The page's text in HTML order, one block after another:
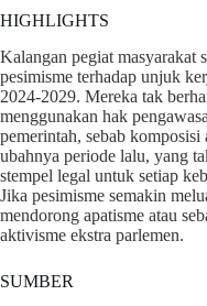
HIGHLIGHTS
Kalangan pegiat masyarakat
pesimisme terhadap unjuk
2024-2029. Mereka tak
menggunakan hak
pemerintah, sebab
ubahnya periode lalu, yang
stempel legal untuk setiap
Jika pesimisme semakin
mendorong apatisme atau
aktivisme ekstra parlemen.
SUMBER